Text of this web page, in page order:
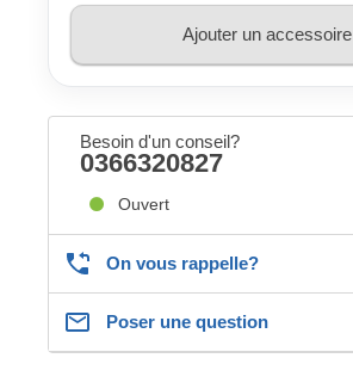
Ajouter un accessoire
Besoin d'un conseil?
0366320827
Ouvert
On vous rappelle?
Poser une question